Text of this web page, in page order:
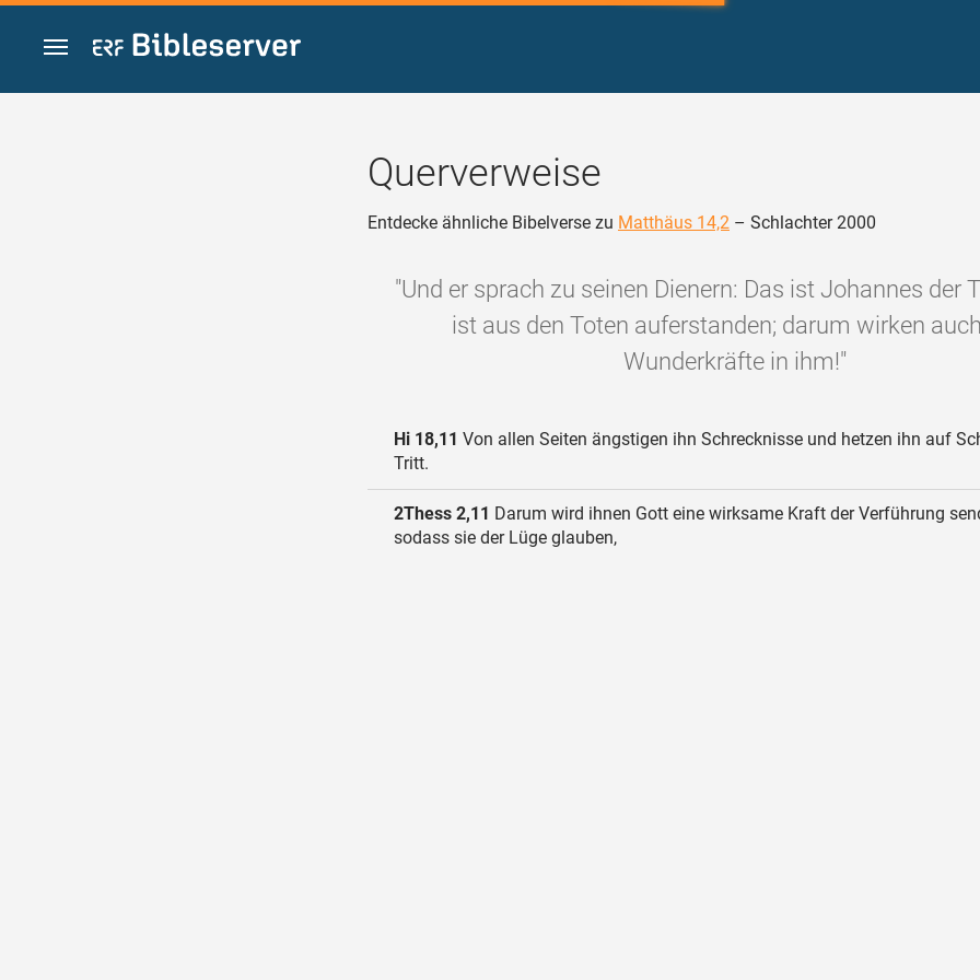
Zum Inhalt springen
Querverweise
Entdecke ähnliche Bibelverse zu Matthäus 14,2 – Schlachter 2000
"Und er sprach zu seinen Dienern: Das ist Johannes der
ist aus den Toten auferstanden; darum wirken
Wunderkräfte in ihm!"
Hi 18,11 Von allen Seiten ängstigen ihn Schrecknisse und hetzen ihn auf
Tritt.
2Thess 2,11 Darum wird ihnen Gott eine wirksame Kraft der Verführung
sodass sie der Lüge glauben,